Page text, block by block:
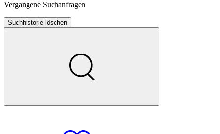
Vergangene Suchanfragen
Suchhistorie löschen